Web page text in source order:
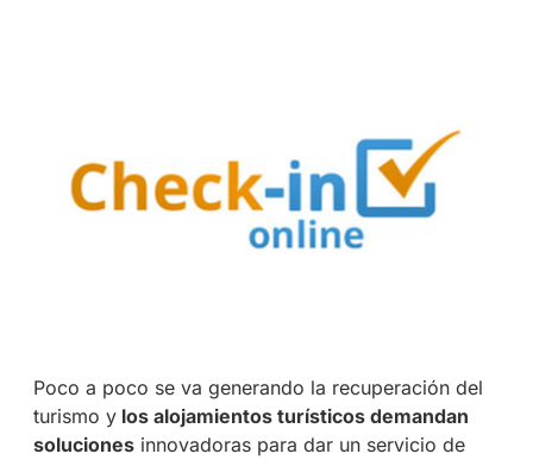
Poco a poco se va generando la recuperación del
turismo ylos alojamientos turísticos demandan
solucionesinnovadoras para dar un servicio de